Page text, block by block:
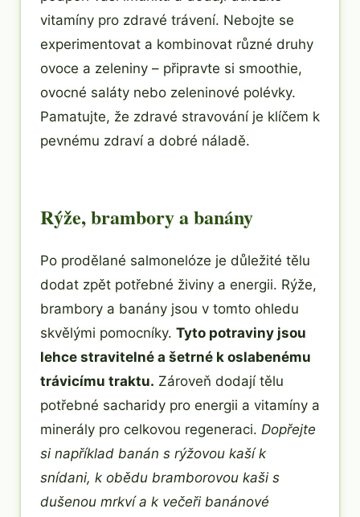
vitamíny pro zdravé trávení. Nebojte se
experimentovat a kombinovat různé druhy
ovoce a zeleniny – připravte si smoothie,
ovocné saláty nebo zeleninové polévky.
Pamatujte, že zdravé stravování je klíčem k
pevnému zdraví a dobré náladě.
Rýže, brambory a banány
Po prodělané salmonelóze je důležité tělu
dodat zpět potřebné živiny a energii. Rýže,
brambory a banány jsou v tomto ohledu
skvělými pomocníky. Tyto potraviny jsou
lehce stravitelné a šetrné k oslabenému
trávicímu traktu. Zároveň dodají tělu
potřebné sacharidy pro energii a vitamíny a
minerály pro celkovou regeneraci. Dopřejte
si například banán s rýžovou kaší k
snídani, k obědu bramborovou kaši s
dušenou mrkví a k večeři banánové